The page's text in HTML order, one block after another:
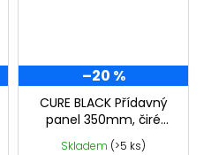
–20 %
CURE BLACK Přídavný
panel 350mm, čiré
sklo, CB350
Skladem (>5 ks)